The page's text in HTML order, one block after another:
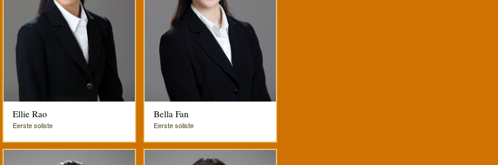
Ellie Rao
Eerste soliste
Bella Fan
Eerste soliste